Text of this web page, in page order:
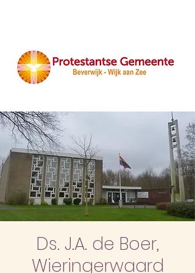
Ds. J.A. de Boer,
Wieringerwaard